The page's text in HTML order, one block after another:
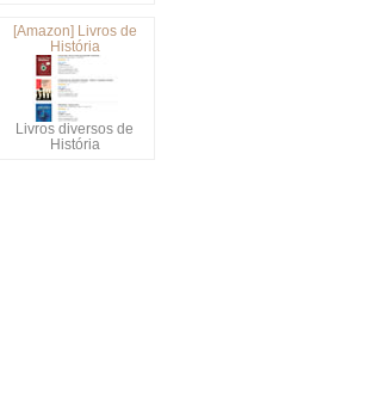
[Amazon] Livros de
História
Livros diversos de
História